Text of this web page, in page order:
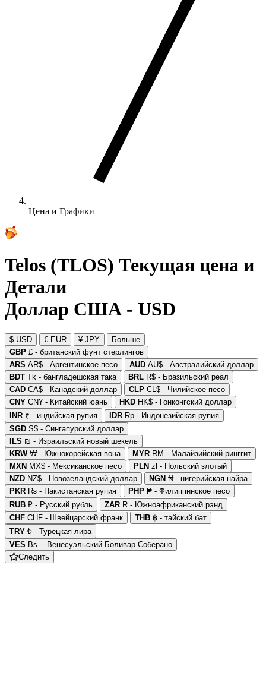
Цена и Графики
Telos (TLOS) Текущая цена и
Детали
Доллар США - USD
$ USD € EUR ¥ JPY
Больше
GBP £ - британский фунт стерлингов
ARS AR$ - Аргентинское песо AUD AU$ - Австралийский доллар
BDT Tk - бангладешская така BRL R$ - Бразильский реал
CAD CA$ - Канадский доллар CLP CL$ - Чилийское песо
CNY CN¥ - Китайский юань HKD HK$ - Гонконгский доллар
INR ₹ - индийская рупия IDR Rp - Индонезийская рупия
SGD S$ - Сингапурский доллар
ILS ₪ - Израильский новый шекель
KRW₩ - Южнокорейская вона MYR RM - Малайзийский ринггит
MXN MX$ - Мексиканское песо PLN zł - Польский злотый
NZD NZ$ - Новозеландский доллар NGN ₦ - нигерийская найра
PKR ₨ - Пакистанская рупия PHP ₱ - Филиппинское песо
RUB ₽ - Русский рубль ZAR R - Южноафриканский рэнд
CHF CHF - Швейцарский франк THB ฿ - тайский бат
TRY ₺ - Турецкая лира
VES Bs. - Венесуэльский Боливар Соберано
Следить